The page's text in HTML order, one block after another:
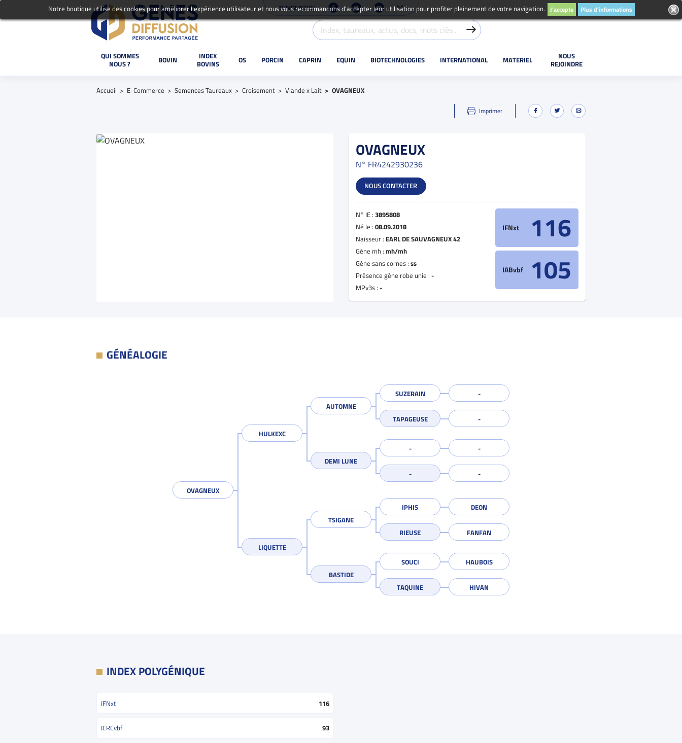
SUIVEZ-NOUS !
QUI SOMMES
NOUS ?
BOVIN
INDEX
BOVINS
OS PORCIN CAPRIN EQUIN BIOTECHNOLOGIES INTERNATIONAL MATERIEL
NOUS
REJOINDRE
Accueil E-Commerce Semences Taureaux Croisement Viande x Lait OVAGNEUX
Imprimer
OVAGNEUX
N° FR4242930236
NOUS CONTACTER
N° IE : 3895808
Né le : 08.09.2018
Naisseur : EARL DE SAUVAGNEUX 42
Gène mh : mh/mh
Gène sans cornes : ss
Présence gène robe unie : -
MPv3s : -
IFNxt 116
IABvbf 105
GÉNÉALOGIE
OVAGNEUX
HULKEXC
AUTOMNE
SUZERAIN
TAPAGEUSE
DEMI LUNE
LIQUETTE
TSIGANE
IPHIS DEON
RIEUSE FANFAN
BASTIDE
SOUCI HAUBOIS
TAQUINE HIVAN
INDEX POLYGÉNIQUE
IFNxt 116
ICRCvbf 93
Notre boutique utilise des cookies pour améliorer l'expérience utilisateur et nous vous recommandons d'accepter leur utilisation pour profiter pleinement de votre navigation. J'accepte Plus d'informations